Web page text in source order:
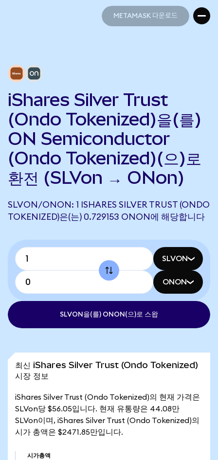
METAMASK 다운로드
iShares Silver Trust
(Ondo Tokenized)을(를)
ON Semiconductor
(Ondo Tokenized)(으)로
환전 (SLVon → ONon)
SLVON/ONON: 1 ISHARES SILVER TRUST (ONDO
TOKENIZED)은(는) 0.729153 ONON에 해당합니다
SLVON
ONON
SLVON을(를) ONON(으)로 스왑
최신 iShares Silver Trust (Ondo Tokenized)
시장 정보
iShares Silver Trust (Ondo Tokenized)의 현재 가격은
SLVon당 $56.05입니다. 현재 유통량은 44.08만
SLVon이며, iShares Silver Trust (Ondo Tokenized)의
시가 총액은 $2471.85만입니다.
시가총액